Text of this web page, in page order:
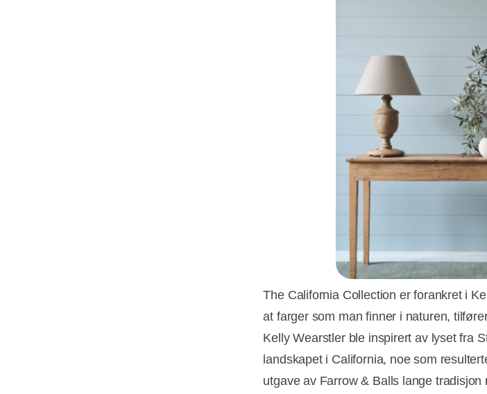
The California Collection er forankret i
at farger som man finner i naturen,
Kelly Wearstler ble inspirert av lyset fra
landskapet i California, noe som
utgave av Farrow & Balls lange